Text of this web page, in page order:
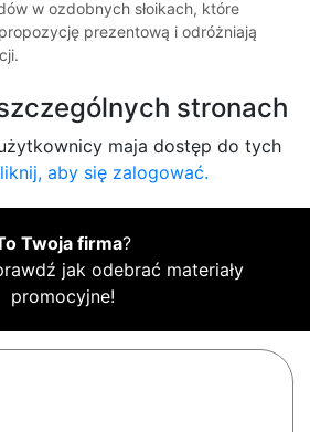
w ozdobnych słoikach, które
prezentową i odróżniają
stronach
maja dostęp do tych
aby się zalogować.
Twoja firma?
jak odebrać materiały
promocyjne!